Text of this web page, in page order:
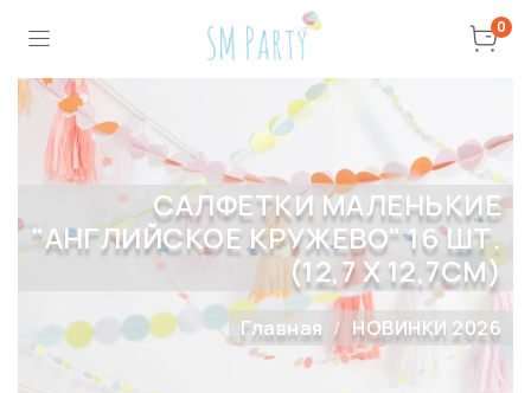
0
САЛФЕТКИ МАЛЕНЬКИЕ
"АНГЛИЙСКОЕ КРУЖЕВО" 16 ШТ.
(12,7 Х 12,7СМ)
Главная НОВИНКИ 2026